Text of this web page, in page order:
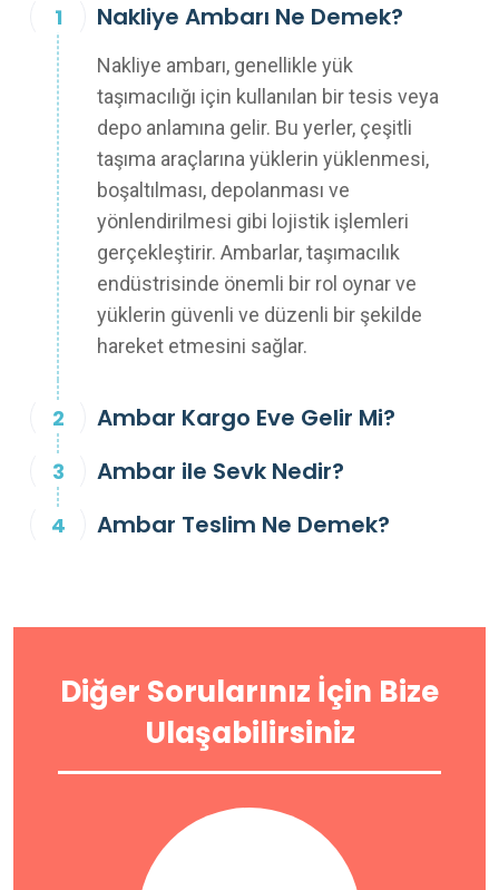
Nakliye Ambarı Ne Demek?
Nakliye ambarı, genellikle yük
taşımacılığı için kullanılan bir tesis veya
depo anlamına gelir. Bu yerler, çeşitli
taşıma araçlarına yüklerin yüklenmesi,
boşaltılması, depolanması ve
yönlendirilmesi gibi lojistik işlemleri
gerçekleştirir. Ambarlar, taşımacılık
endüstrisinde önemli bir rol oynar ve
yüklerin güvenli ve düzenli bir şekilde
hareket etmesini sağlar.
Ambar Kargo Eve Gelir Mi?
Ambar ile Sevk Nedir?
Ambar Teslim Ne Demek?
Diğer Sorularınız İçin Bize
Ulaşabilirsiniz